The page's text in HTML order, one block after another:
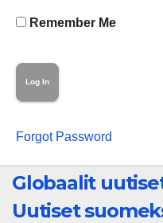
Remember Me
Forgot Password
Globaalit
Uutiset